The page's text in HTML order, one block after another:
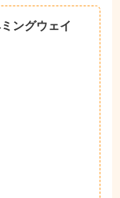
ングウェイ